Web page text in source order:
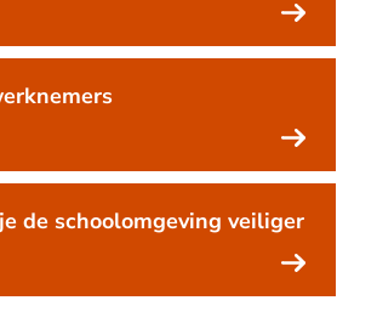
de schoolomgeving veiliger